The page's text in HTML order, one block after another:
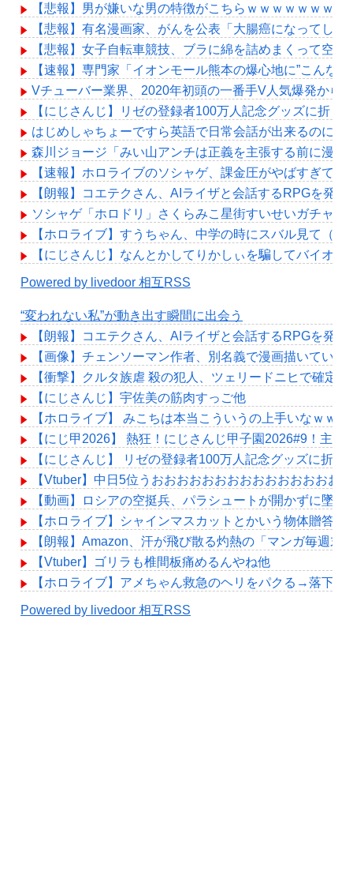
【悲報】男が嫌いな男の特徴がこちらｗｗｗｗｗｗｗｗ
【悲報】有名漫画家、がんを公表「大腸癌になってし
【悲報】女子自転車競技、ブラに綿を詰めまくって空
【速報】専門家「イオンモール熊本の爆心地に”こんな
Vチューバー業界、2020年初頭の一番手V人気爆発か
【にじさんじ】リゼの登録者100万人記念グッズに折
はじめしゃちょーですら英語で日常会話が出来るのに
森川ジョージ「みい山アンチは正義を主張する前に漫
【速報】ホロライブのソシャゲ、課金圧がやばすぎて
【朗報】コエテクさん、AIライザと会話するRPGを発
ソシャゲ「ホロドリ」さくらみこ星街すいせいガチャ
【ホロライブ】すうちゃん、中学の時にスバル見て（
【にじさんじ】なんとかしてりかしぃを騙してバイオ8
Powered by livedoor 相互RSS
“変われない私”が動き出す瞬間に出会う
【朗報】コエテクさん、AIライザと会話するRPGを発
【画像】チェンソーマン作者、別名義で漫画描いている
【衝撃】クルタ族虐 殺の犯人、ツェリードニヒで確定
【にじさんじ】宇佐美の筋肉すっご他
【ホロライブ】 みこちは本当こういうの上手いなｗｗｗ
【にじ甲2026】 熱狂！にじさんじ甲子園2026#9！主
【にじさんじ】 リゼの登録者100万人記念グッズに折
【Vtuber】中日5位うおおおおおおおおおおおおおおお
【動画】ロシアの空挺兵、パラシュートが開かずに墜落
【ホロライブ】シャインマスカットとかいう物体贈答
【朗報】Amazon、汗が飛び散る灼熱の「マンガ毎週末
【Vtuber】ゴリラも椎間板痛めるんやね他
【ホロライブ】アメちゃん救急のヘリをパクる→落下【
Powered by livedoor 相互RSS